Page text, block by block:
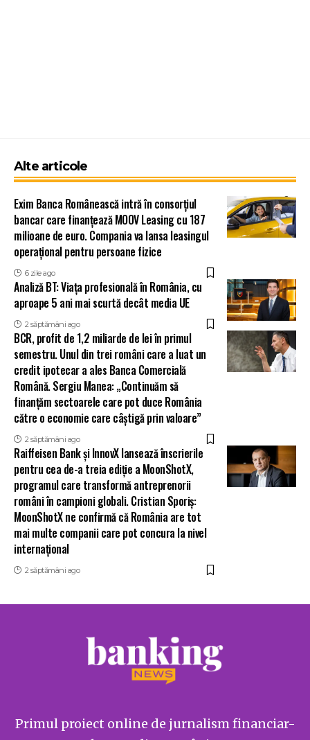
Alte articole
Exim Banca Românească intră în consorțiul
bancar care finanțează MOOV Leasing cu 187
milioane de euro. Compania va lansa leasingul
operațional pentru persoane fizice
6 zile ago
Analiză BT: Viața profesională în România, cu
aproape 5 ani mai scurtă decât media UE
2 săptămâni ago
BCR, profit de 1,2 miliarde de lei în primul
semestru. Unul din trei români care a luat un
credit ipotecar a ales Banca Comercială
Română. Sergiu Manea: „Continuăm să
finanțăm sectoarele care pot duce România
către o economie care câștigă prin valoare”
2 săptămâni ago
Raiffeisen Bank și InnovX lansează înscrierile
pentru cea de-a treia ediție a MoonShotX,
programul care transformă antreprenorii
români în campioni globali. Cristian Sporiș:
MoonShotX ne confirmă că România are tot
mai multe companii care pot concura la nivel
internațional
2 săptămâni ago
Primul proiect online de jurnalism financiar-